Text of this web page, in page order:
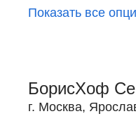
Показать все
БорисХоф
г. Москва,